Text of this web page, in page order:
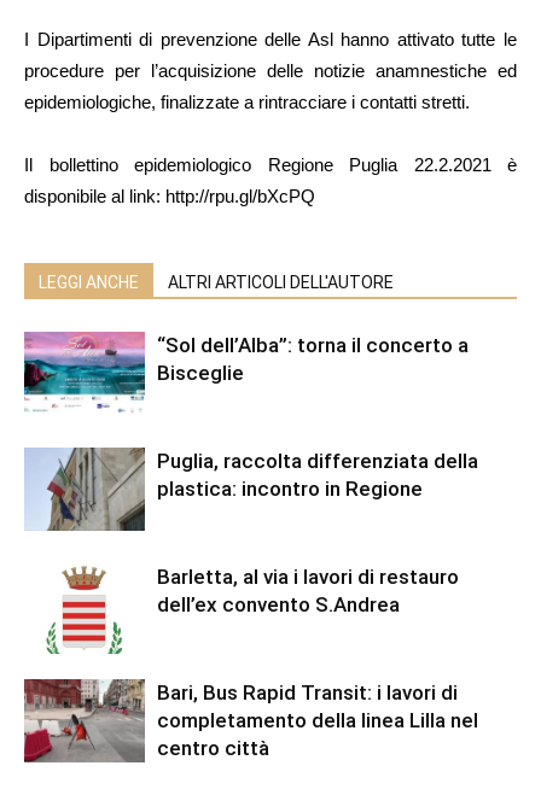
I Dipartimenti di prevenzione delle Asl hanno attivato tutte le
procedure per l’acquisizione delle notizie anamnestiche ed
epidemiologiche, finalizzate a rintracciare i contatti stretti.
Il bollettino epidemiologico Regione Puglia 22.2.2021 è
disponibile al link: http://rpu.gl/bXcPQ
LEGGI ANCHE ALTRI ARTICOLI DELL'AUTORE
“Sol dell’Alba”: torna il concerto a
Bisceglie
Puglia, raccolta differenziata della
plastica: incontro in Regione
Barletta, al via i lavori di restauro
dell’ex convento S.Andrea
Bari, Bus Rapid Transit: i lavori di
completamento della linea Lilla nel
centro città